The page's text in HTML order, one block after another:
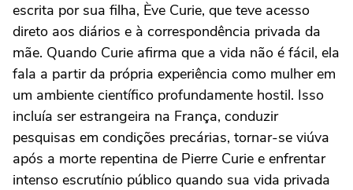
escrita por sua filha, Ève Curie, que teve acesso
direto aos diários e à correspondência privada da
mãe. Quando Curie afirma que a vida não é fácil, ela
fala a partir da própria experiência como mulher em
um ambiente científico profundamente hostil. Isso
incluía ser estrangeira na França, conduzir
pesquisas em condições precárias, tornar-se viúva
após a morte repentina de Pierre Curie e enfrentar
intenso escrutínio público quando sua vida privada